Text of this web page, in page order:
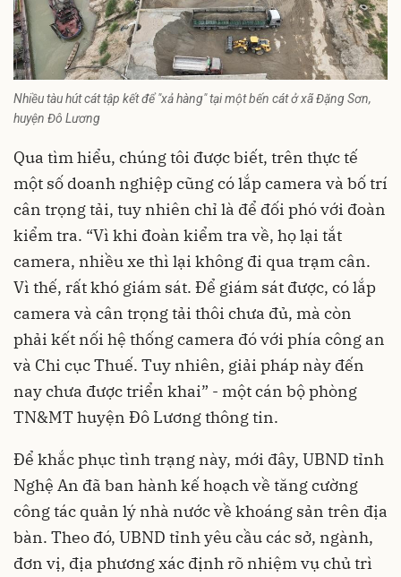
Nhiều tàu hút cát tập kết để "xả hàng" tại một bến cát ở xã Đặng Sơn,
huyện Đô Lương
Qua tìm hiểu, chúng tôi được biết, trên thực tế
một số doanh nghiệp cũng có lắp camera và bố trí
cân trọng tải, tuy nhiên chỉ là để đối phó với đoàn
kiểm tra. “Vì khi đoàn kiểm tra về, họ lại tắt
camera, nhiều xe thì lại không đi qua trạm cân.
Vì thế, rất khó giám sát. Để giám sát được, có lắp
camera và cân trọng tải thôi chưa đủ, mà còn
phải kết nối hệ thống camera đó với phía công an
và Chi cục Thuế. Tuy nhiên, giải pháp này đến
nay chưa được triển khai” - một cán bộ phòng
TN&MT huyện Đô Lương thông tin.
Để khắc phục tình trạng này, mới đây, UBND tỉnh
Nghệ An đã ban hành kế hoạch về tăng cường
công tác quản lý nhà nước về khoáng sản trên địa
bàn. Theo đó, UBND tỉnh yêu cầu các sở, ngành,
đơn vị, địa phương xác định rõ nhiệm vụ chủ trì